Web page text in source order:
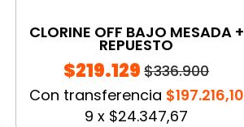
CLORINE OFF BAJO MESADA +
REPUESTO
$219.129 $336.900
Con transferencia $197.216,10
9 x $24.347,67